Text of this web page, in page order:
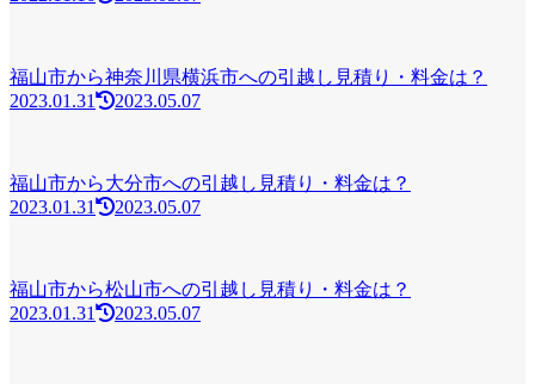
福山市から神奈川県横浜市への引越し見積り・料金は？
2023.01.31
2023.05.07
福山市から大分市への引越し見積り・料金は？
2023.01.31
2023.05.07
福山市から松山市への引越し見積り・料金は？
2023.01.31
2023.05.07